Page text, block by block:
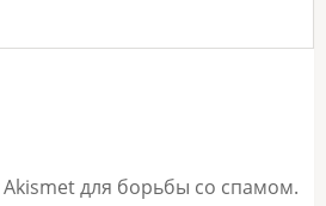
Akismet для борьбы со спамом.